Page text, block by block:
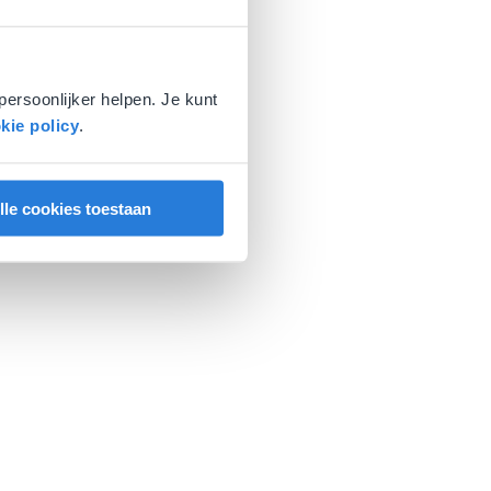
helpen. Je kunt
policy.
cookies toestaan